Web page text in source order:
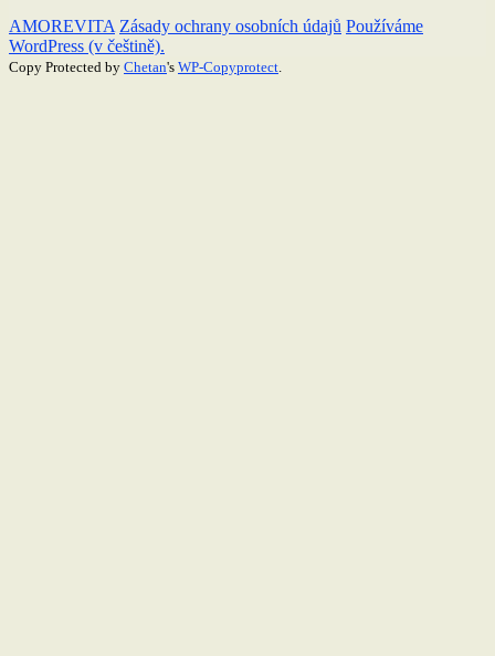
AMOREVITA Zásady ochrany osobních údajů Používáme
WordPress (v češtině).
Copy Protected by Chetan's WP-Copyprotect.